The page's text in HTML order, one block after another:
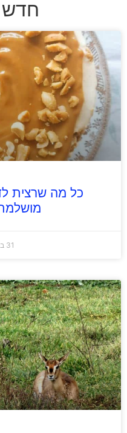
כל מה שרצית
31 במאי 2024